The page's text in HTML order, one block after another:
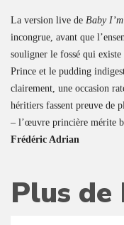
La version live de Baby
incongrue, avant que
souligner le fossé qui existe
Prince et le pudding
clairement, une occasion
héritiers fassent preuve de
– l’œuvre princière mérite
Frédéric Adrian
Plus de